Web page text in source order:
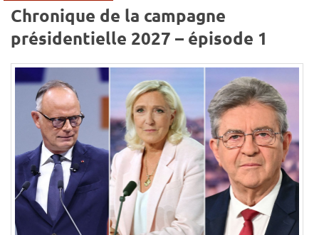
Chronique de la campagne
présidentielle 2027 – épisode 1